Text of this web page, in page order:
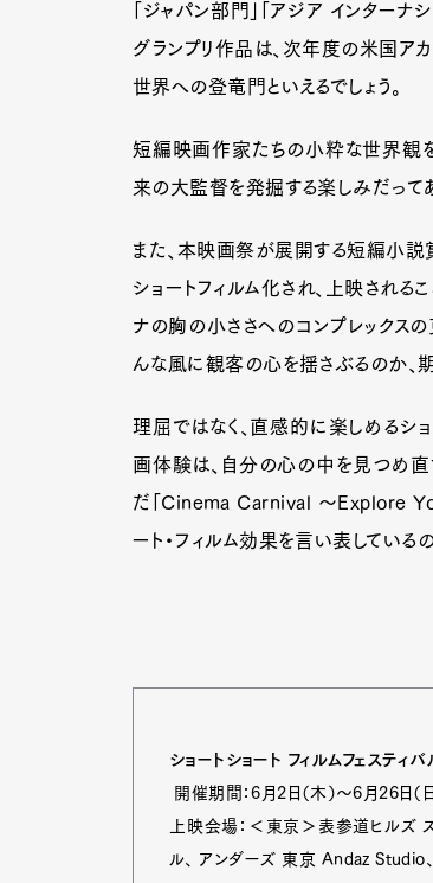
「ジャパン部門」「アジア インター
グランプリ作品は、次年度の米国ア
世界への登竜門といえるでしょう。
短編映画作家たちの小粋な世界観を
来の大監督を発掘する楽しみだってあ
また、本映画祭が展開する短編小説
ショートフィルム化され、上映される
ナの胸の小ささへのコンプレックス
んな風に観客の心を揺さぶるのか、期
理屈ではなく、直感的に楽しめるシ
画体験は、自分の心の中を見つめ直
だ「Cinema Carnival ～Explore
ート・フィルム効果を言い表している
ショートショート フィルムフェステ
開催期間：6月2日（木）～6月26日（日
上映会場：＜東京＞表参道ヒルズ ス
ル、 アンダーズ 東京 Andaz